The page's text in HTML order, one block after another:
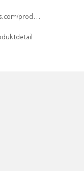
isin/DE000WA8K245